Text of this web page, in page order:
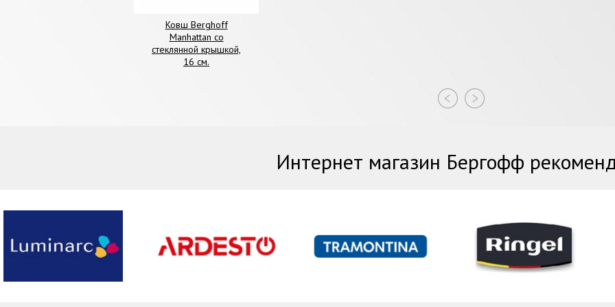
Ковш Berghoff
Manhattan со
стеклянной крышкой,
16 см.
Интернет магазин Бергофф